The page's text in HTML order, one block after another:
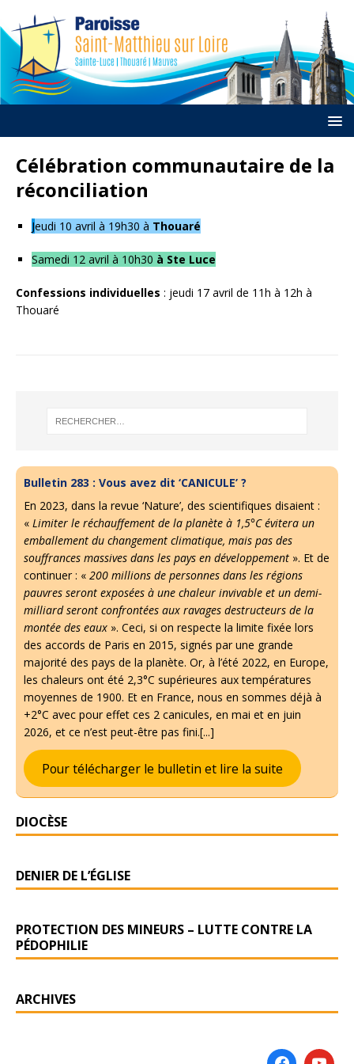
Célébration communautaire de la
réconciliation
Jeudi 10 avril à 19h30 à Thouaré
Samedi 12 avril à 10h30 à Ste Luce
Confessions individuelles : jeudi 17 avril de 11h à 12h à
Thouaré
Bulletin 283 : Vous avez dit ‘CANICULE’ ?
En 2023, dans la revue ‘Nature’, des scientifiques disaient :
« Limiter le réchauffement de la planète à 1,5°C évitera un
emballement du changement climatique, mais pas des
souffrances massives dans les pays en développement ». Et de
continuer : « 200 millions de personnes dans les régions
pauvres seront exposées à une chaleur invivable et un demi-
milliard seront confrontées aux ravages destructeurs de la
montée des eaux ». Ceci, si on respecte la limite fixée lors
des accords de Paris en 2015, signés par une grande
majorité des pays de la planète. Or, à l’été 2022, en Europe,
les chaleurs ont été 2,3°C supérieures aux températures
moyennes de 1900. Et en France, nous en sommes déjà à
+2°C avec pour effet ces 2 canicules, en mai et en juin
2026, et ce n’est peut-être pas fini.[...]
Pour télécharger le bulletin et lire la suite
DIOCÈSE
DENIER DE L’ÉGLISE
PROTECTION DES MINEURS – LUTTE CONTRE LA
PÉDOPHILIE
ARCHIVES